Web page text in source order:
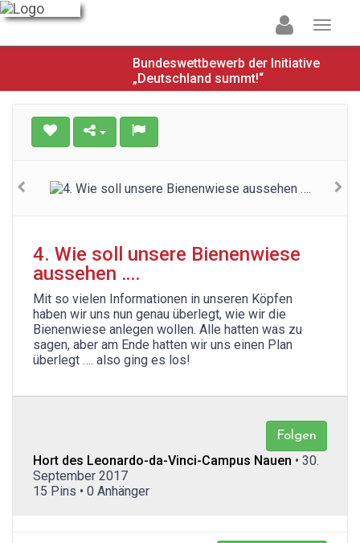
Bundeswettbewerb der Initiative
„Deutschland summt!“
4. Wie soll unsere Bienenwiese
aussehen ….
Mit so vielen Informationen in unseren Köpfen
haben wir uns nun genau überlegt, wie wir die
Bienenwiese anlegen wollen. Alle hatten was zu
sagen, aber am Ende hatten wir uns einen Plan
überlegt …. also ging es los!
Folgen
Hort des Leonardo-da-Vinci-Campus Nauen • 30.
September 2017
15 Pins • 0 Anhänger